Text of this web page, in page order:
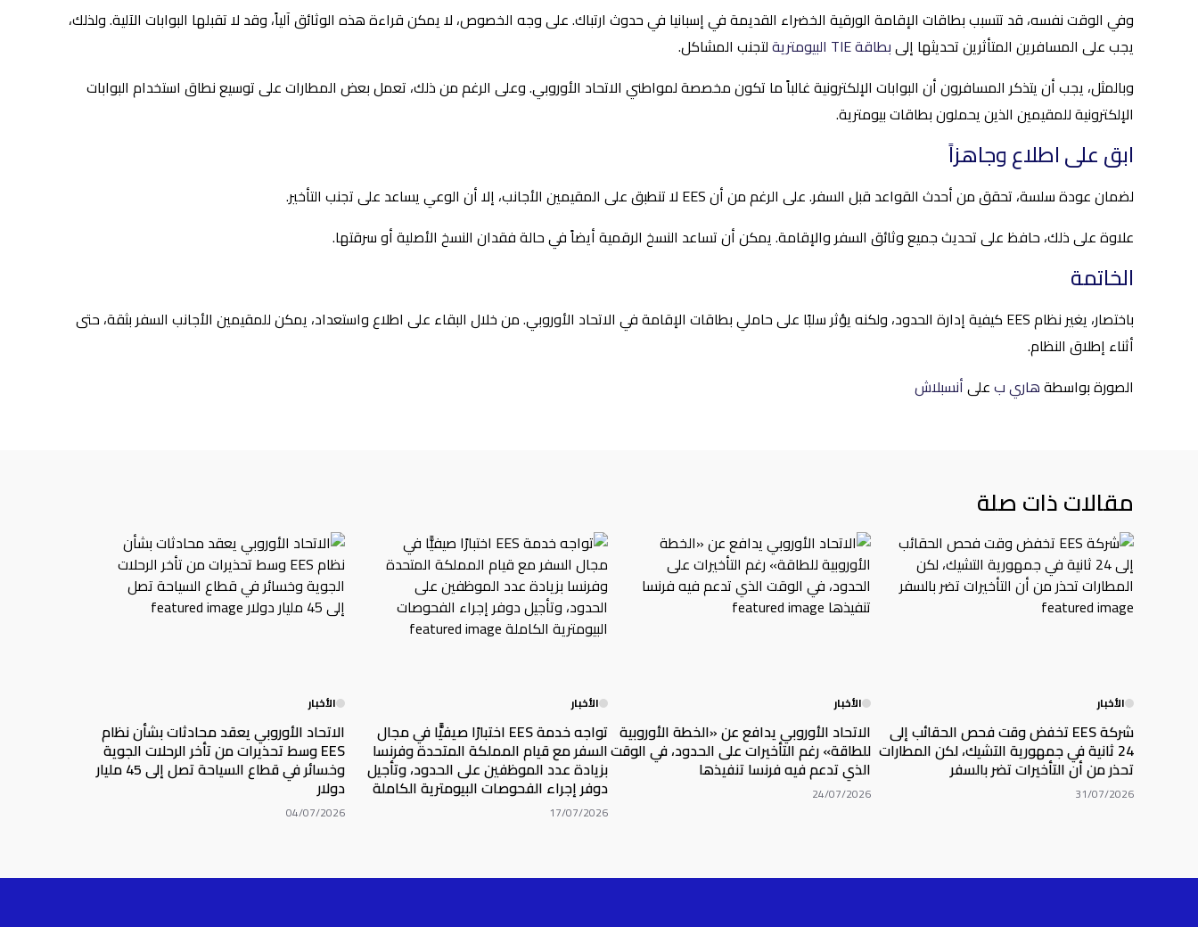
وفي الوقت نفسه، قد تتسبب بطاقات الإقامة الورقية الخضراء القديمة في إسبانيا في حدوث ارتباك. على وجه الخصوص، لا يمكن قراءة هذه الوثائق آلياً، وقد لا تقبلها البوابات الآلية. ولذلك،
يجب على المسافرين المتأثرين تحديثها إلىبطاقة TIE البيومترية
لتجنب المشاكل.
وبالمثل، يجب أن يتذكر المسافرون أن البوابات الإلكترونية غالباً ما تكون مخصصة لمواطني الاتحاد الأوروبي. وعلى الرغم من ذلك، تعمل بعض المطارات على توسيع نطاق استخدام البوابات
الإلكترونية للمقيمين الذين يحملون بطاقات بيومترية.
ابق على اطلاع وجاهزاً
لضمان عودة سلسة، تحقق من أحدث القواعد قبل السفر. على الرغم من أن EES لا تنطبق على المقيمين الأجانب، إلا أن الوعي يساعد على تجنب التأخير.
علاوة على ذلك، حافظ على تحديث جميع وثائق السفر والإقامة. يمكن أن تساعد النسخ الرقمية أيضاً في حالة فقدان النسخ الأصلية أو سرقتها.
الخاتمة
باختصار، يغير نظام EES كيفية إدارة الحدود، ولكنه يؤثر سلبًا على حاملي بطاقات الإقامة في الاتحاد الأوروبي. من خلال البقاء على اطلاع واستعداد، يمكن للمقيمين الأجانب السفر بثقة، حتى
أثناء إطلاق النظام.
الصورة بواسطةهاري بعلىأنسبلاش
مقالات ذات صلة
الأخبار
شركة EES تخفض وقت فحص الحقائب إلى
24 ثانية في جمهورية التشيك، لكن المطارات
تحذر من أن التأخيرات تضر بالسفر
31/07/2026
الأخبار
الاتحاد الأوروبي يدافع عن «الخطة الأوروبية
للطاقة» رغم التأخيرات على الحدود، في الوقت
الذي تدعم فيه فرنسا تنفيذها
24/07/2026
الأخبار
تواجه خدمة EES اختبارًا صيفيًّا في مجال
السفر مع قيام المملكة المتحدة وفرنسا
بزيادة عدد الموظفين على الحدود، وتأجيل
دوفر إجراء الفحوصات البيومترية الكاملة
17/07/2026
الأخبار
الاتحاد الأوروبي يعقد محادثات بشأن نظام
EES وسط تحذيرات من تأخر الرحلات الجوية
وخسائر في قطاع السياحة تصل إلى 45 مليار
دولار
04/07/2026